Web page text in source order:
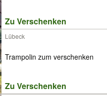
Zu Verschenken
Lübeck
Trampolin zum verschenken
Zu Verschenken